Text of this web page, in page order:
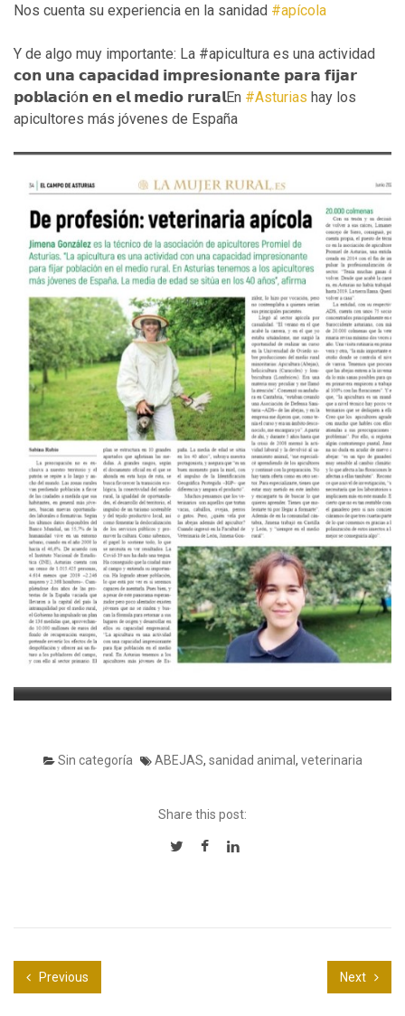
Nos cuenta su experiencia en la sanidad #apícola
Y de algo muy importante: La #apicultura es una actividad
𝗰𝗼𝗻 𝘂𝗻𝗮 𝗰𝗮𝗽𝗮𝗰𝗶𝗱𝗮𝗱 𝗶𝗺𝗽𝗿𝗲𝘀𝗶𝗼𝗻𝗮𝗻𝘁𝗲 𝗽𝗮𝗿𝗮 𝗳𝗶𝗷𝗮𝗿
𝗽𝗼𝗯𝗹𝗮𝗰𝗶ó𝗻 𝗲𝗻 𝗲𝗹 𝗺𝗲𝗱𝗶𝗼 𝗿𝘂𝗿𝗮𝗹En #Asturias hay los
apicultores más jóvenes de España
Sin categoría ABEJAS, sanidad animal , veterinaria
Share this post:
Previous Next